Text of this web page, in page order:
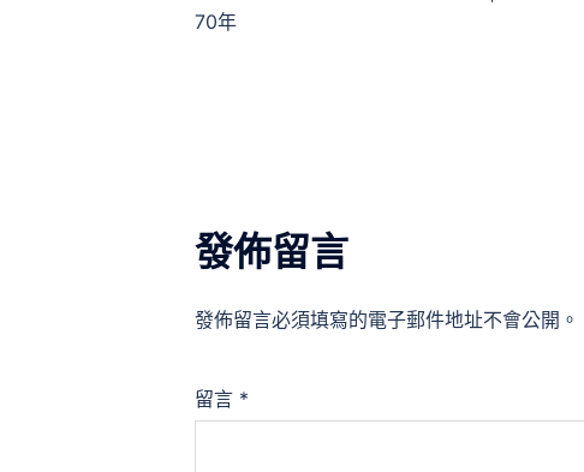
70年
發佈留言
發佈留言必須填寫的電子郵件地址不會公開。
留言 *